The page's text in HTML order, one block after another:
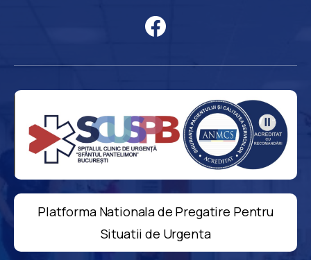
Platforma Nationala de Pregatire Pentru
Situatii de Urgenta